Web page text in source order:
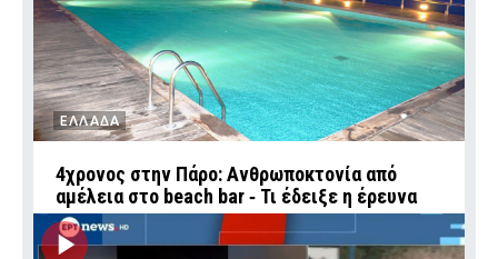
ΕΛΛΑΔΑ
4χρονος στην Πάρο: Ανθρωποκτονία από
αμέλεια στο beach bar ‑ Τι έδειξε η έρευνα